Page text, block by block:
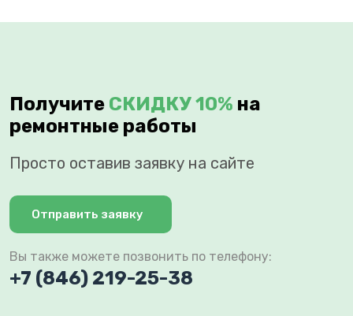
Получите СКИДКУ 10% на
ремонтные работы
Просто оставив заявку на сайте
Отправить заявку
Вы также можете позвонить по телефону:
+7 (846) 219-25-38